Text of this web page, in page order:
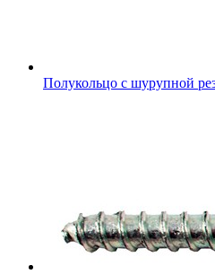
Полукольцо с шурупной